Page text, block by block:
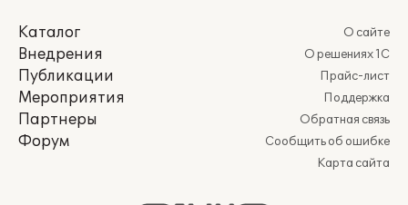
Каталог
Внедрения
Публикации
Мероприятия
Партнеры
Форум
О сайте
О решениях 1С
Прайс-лист
Поддержка
Обратная связь
Сообщить об ошибке
Карта сайта